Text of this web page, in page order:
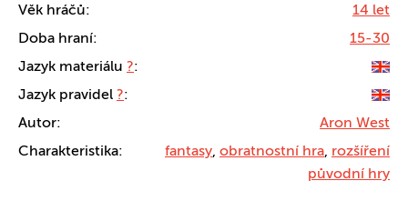
Věk hráčů:
14 let
Doba hraní:
15-30
Jazyk materiálu ?:
Jazyk pravidel ?:
Autor:
Aron West
Charakteristika:
fantasy, obratnostní hra, rozšíření
původní hry